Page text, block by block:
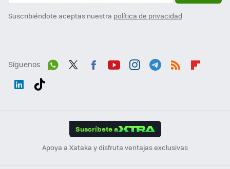
Suscribiéndote aceptas nuestra política de privacidad
Síguenos
Suscríbete a
Apoya a Xataka y disfruta ventajas exclusivas